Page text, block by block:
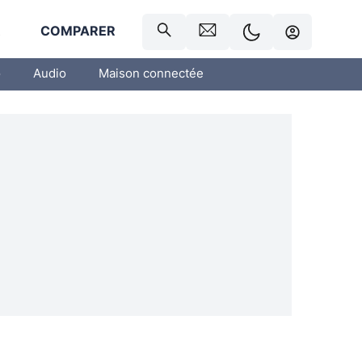
COMPARER
Audio Maison connectée